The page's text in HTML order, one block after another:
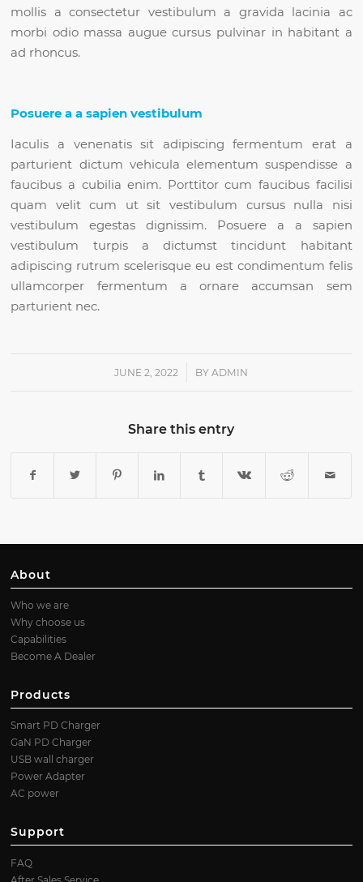
mollis a consectetur vestibulum a gravida lacinia ac
morbi odio massa augue cursus pulvinar in habitant a
ad rhoncus.
Posuere a a sapien vestibulum
Iaculis a venenatis sit adipiscing fermentum erat a
parturient dictum vehicula elementum suspendisse a
faucibus a cubilia enim. Porttitor cum faucibus facilisi
quam velit cum ut sit vestibulum cursus nulla nisi
vestibulum egestas dignissim. Posuere a a sapien
vestibulum turpis a dictumst tincidunt habitant
adipiscing rutrum scelerisque eu est condimentum felis
ullamcorper fermentum a ornare accumsan sem
parturient nec.
JUNE 2, 2022
/ BYADMIN
Share this entry
About
Who we are
Why choose us
Capabilities
Become A Dealer
Products
Smart PD Charger
GaN PD Charger
USB wall charger
Power Adapter
AC power
Support
FAQ